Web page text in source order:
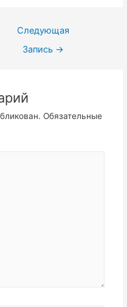
Следующая
Запись →
Обязательные